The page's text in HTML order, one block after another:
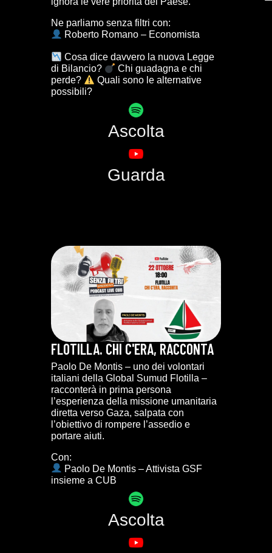
Ne parliamo senza filtri con:
Roberto Romano – Economista
Cosa dice davvero la nuova Legge
di Bilancio?
Chi guadagna e chi
perde?
Quali sono le alternative
possibili?
Ascolta
Guarda
FLOTILLA. CHI C'ERA, RACCONTA
Paolo De Montis – uno dei volontari
italiani della Global Sumud Flotilla –
racconterà in prima persona
l’esperienza della missione umanitaria
diretta verso Gaza, salpata con
l’obiettivo di rompere l’assedio e
portare aiuti.
Con:
Paolo De Montis – Attivista GSF
insieme a CUB
Ascolta